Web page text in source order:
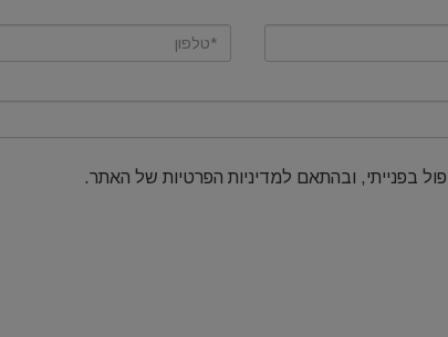
בפנייתי, ובהתאם למדיניות הפרטיות של האתר.